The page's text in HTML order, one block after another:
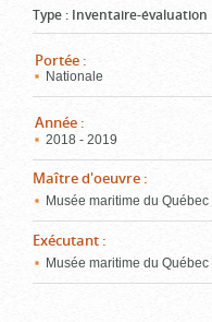
Type : Inventaire-évaluation
Portée :
Nationale
Année :
2018 - 2019
Maître d'oeuvre :
Musée maritime du Québec
Exécutant :
Musée maritime du Québec